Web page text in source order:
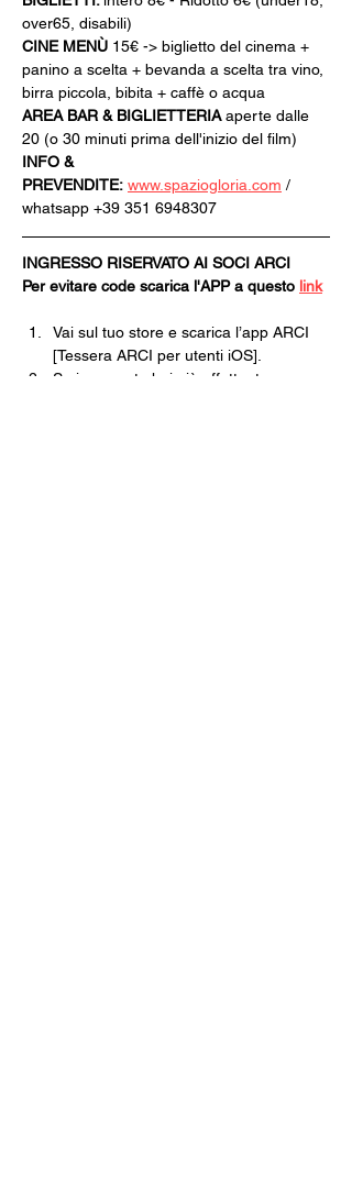
over65, disabili)
CINE MENÙ 15€ -> biglietto del cinema +
panino a scelta + bevanda a scelta tra vino,
birra piccola, bibita + caffè o acqua
AREA BAR & BIGLIETTERIA aperte dalle
20 (o 30 minuti prima dell'inizio del film)
INFO &
PREVENDITE: www.spaziogloria.com /
whatsapp +39 351 6948307
INGRESSO RISERVATO AI SOCI ARCI
Per evitare code scarica l'APP a questo link
Vai sul tuo store e scarica l’app ARCI
[Tessera ARCI per utenti iOS].
Se in passato hai già effettuato